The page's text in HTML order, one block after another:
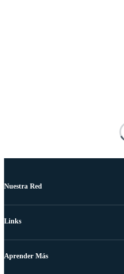
Nuestra Red
Links
Aprender Más